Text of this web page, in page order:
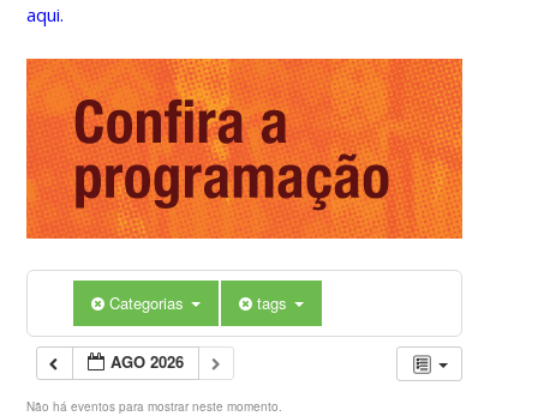
aqui.
Categorias tags
AGO 2026
Não há eventos para mostrar neste momento.